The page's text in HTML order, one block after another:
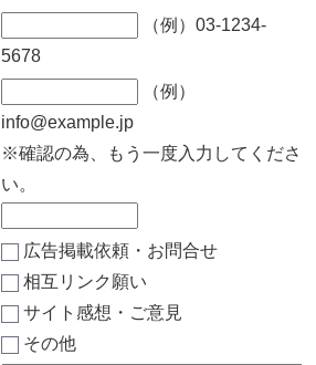
（例）03-1234-
5678
（例）
info@example.jp
※確認の為、もう一度入力してくださ
い。
広告掲載依頼・お問合せ
相互リンク願い
サイト感想・ご意見
その他